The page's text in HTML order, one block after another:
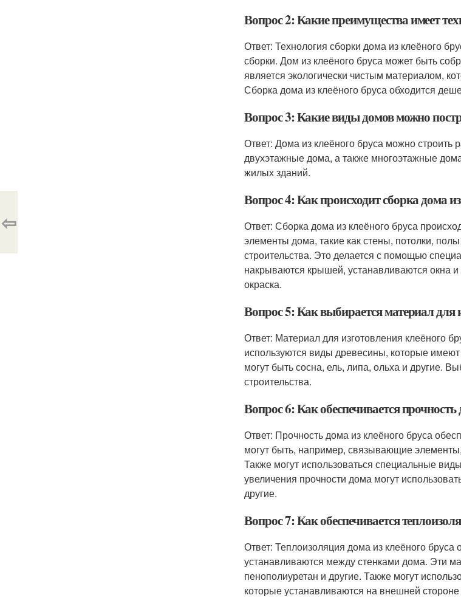
Вопрос 2: Какие преимущества имеет
Ответ: Технология сборки дома из клеёного
сборки. Дом из клеёного бруса может быть
является экологически чистым материалом,
Сборка дома из клеёного бруса обходится
Вопрос 3: Какие виды домов можно
Ответ: Дома из клеёного бруса можно
двухэтажные дома, а также многоэтажные
жилых зданий.
Вопрос 4: Как происходит сборка дома
Ответ: Сборка дома из клеёного бруса
элементы дома, такие как стены, потолки,
строительства. Это делается с помощью
накрываются крышей, устанавливаются окна и
окраска.
Вопрос 5: Как выбирается материал для
Ответ: Материал для изготовления клеёного
используются виды древесины, которые
могут быть сосна, ель, липа, ольха и другие.
строительства.
Вопрос 6: Как обеспечивается прочность
Ответ: Прочность дома из клеёного бруса
могут быть, например, связывающие
Также могут использоваться специальные
увеличения прочности дома могут
другие.
Вопрос 7: Как обеспечивается
Ответ: Теплоизоляция дома из клеёного
устанавливаются между стенками дома. Эти
пенополиуретан и другие. Также могут
которые устанавливаются на внешней стороне
⇦